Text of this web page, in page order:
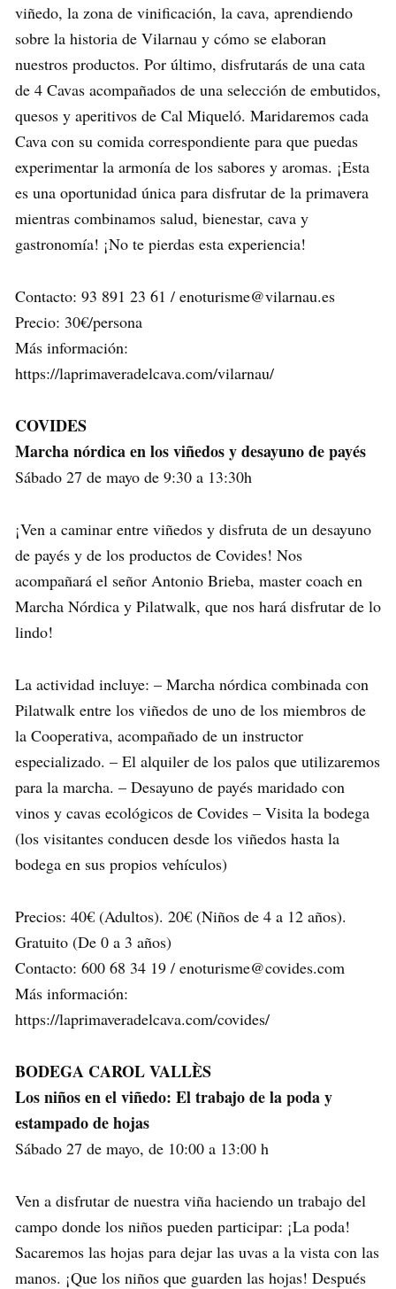
viñedo, la zona de vinificación, la cava, aprendiendo
sobre la historia de Vilarnau y cómo se elaboran
nuestros productos. Por último, disfrutarás de una cata
de 4 Cavas acompañados de una selección de embutidos,
quesos y aperitivos de Cal Miqueló. Maridaremos cada
Cava con su comida correspondiente para que puedas
experimentar la armonía de los sabores y aromas. ¡Esta
es una oportunidad única para disfrutar de la primavera
mientras combinamos salud, bienestar, cava y
gastronomía! ¡No te pierdas esta experiencia!
Contacto: 93 891 23 61 / enoturisme@vilarnau.es
Precio: 30€/persona
Más información:
https://laprimaveradelcava.com/vilarnau/
COVIDES
Marcha nórdica en los viñedos y desayuno de payés
Sábado 27 de mayo de 9:30 a 13:30h
¡Ven a caminar entre viñedos y disfruta de un desayuno
de payés y de los productos de Covides! Nos
acompañará el señor Antonio Brieba, master coach en
Marcha Nórdica y Pilatwalk, que nos hará disfrutar de lo
lindo!
La actividad incluye: – Marcha nórdica combinada con
Pilatwalk entre los viñedos de uno de los miembros de
la Cooperativa, acompañado de un instructor
especializado. – El alquiler de los palos que utilizaremos
para la marcha. – Desayuno de payés maridado con
vinos y cavas ecológicos de Covides – Visita la bodega
(los visitantes conducen desde los viñedos hasta la
bodega en sus propios vehículos)
Precios: 40€ (Adultos). 20€ (Niños de 4 a 12 años).
Gratuito (De 0 a 3 años)
Contacto: 600 68 34 19 / enoturisme@covides.com
Más información:
https://laprimaveradelcava.com/covides/
BODEGA CAROL VALLÈS
Los niños en el viñedo: El trabajo de la poda y
estampado de hojas
Sábado 27 de mayo, de 10:00 a 13:00 h
Ven a disfrutar de nuestra viña haciendo un trabajo del
campo donde los niños pueden participar: ¡La poda!
Sacaremos las hojas para dejar las uvas a la vista con las
manos. ¡Que los niños que guarden las hojas! Después